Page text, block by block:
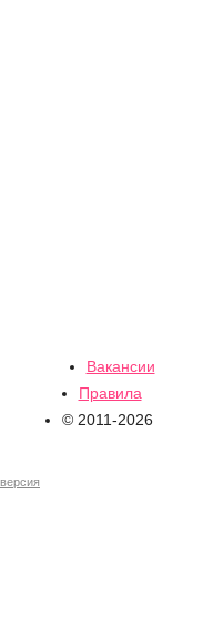
Вакансии
Правила
© 2011-2026